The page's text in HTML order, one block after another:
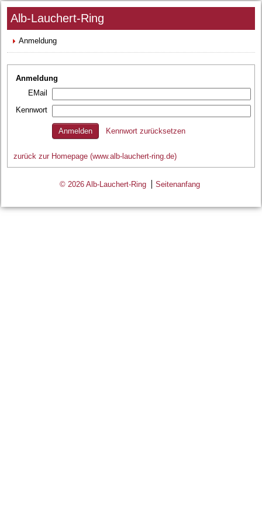
Alb-Lauchert-Ring
Anmeldung
Anmeldung
EMail
Kennwort
Kennwort zurücksetzen
zurück zur Homepage (www.alb-lauchert-ring.de)
© 2026 Alb-Lauchert-Ring Seitenanfang